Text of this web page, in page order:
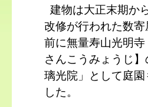
建物は大正末期か
改修が行われた数
前に無量寿山光明
さんこうみょうじ
璃光院」として庭園
した。